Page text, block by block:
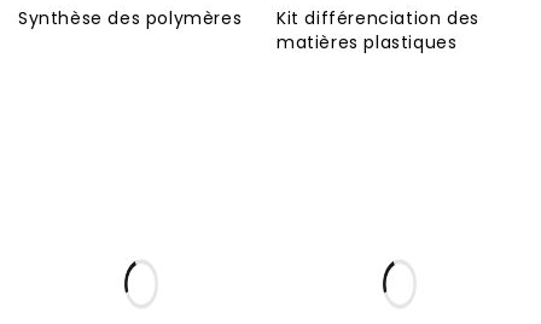
Synthèse des polymères
Kit différenciation des
matières plastiques